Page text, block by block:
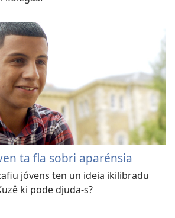
ta fla sobri aparénsia
jóvens ten un ideia ikilibradu
ki pode djuda-s?